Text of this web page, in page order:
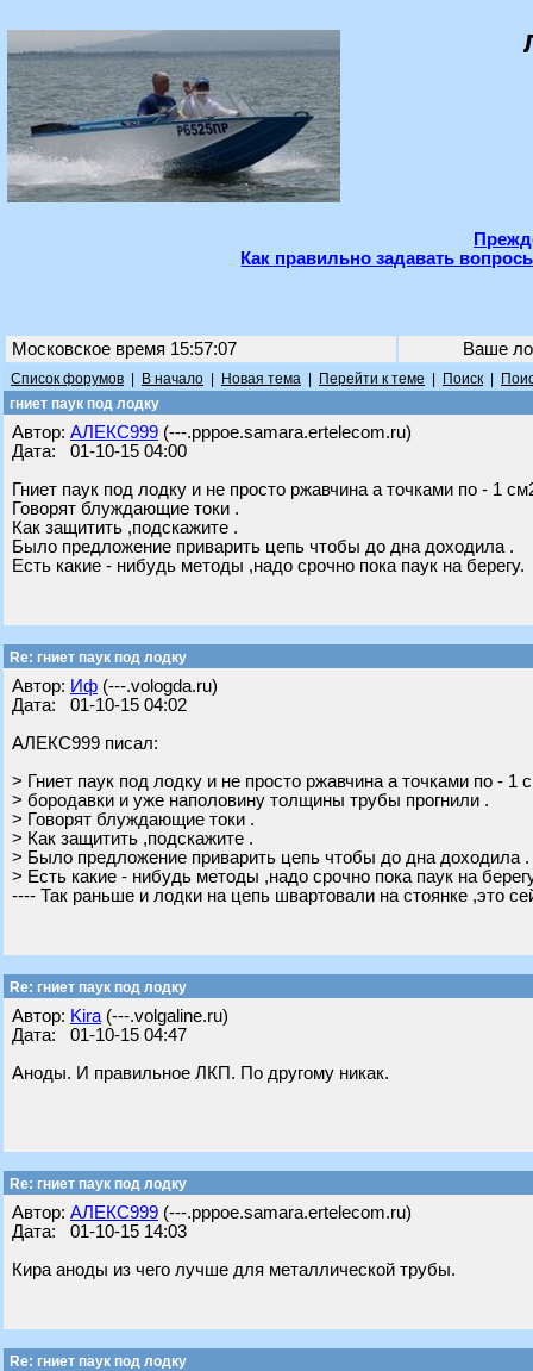
Как правильно задавать
Московское время 15:57:07 Ваше
Список форумов В начало Новая тема Перейти к теме Поиск
гниет паук под лодку
Автор: АЛЕКС999 (---.pppoe.samara.ertelecom.ru)
Дата: 01-10-15 04:00
Гниет паук под лодку и не просто ржавчина а точками по - 1
Говорят блуждающие токи .
Как защитить ,подскажите .
Было предложение приварить цепь чтобы до дна доходила .
Есть какие - нибудь методы ,надо срочно пока паук на берегу.
Re: гниет паук под лодку
Автор: Иф (---.vologda.ru)
Дата: 01-10-15 04:02
АЛЕКС999 писал:
> Гниет паук под лодку и не просто ржавчина а точками по - 1
> бородавки и уже наполовину толщины трубы прогнили .
> Говорят блуждающие токи .
> Как защитить ,подскажите .
> Было предложение приварить цепь чтобы до дна доходила .
> Есть какие - нибудь методы ,надо срочно пока паук на
---- Так раньше и лодки на цепь швартовали на стоянке ,это
Re: гниет паук под лодку
Автор: Kira (---.volgaline.ru)
Дата: 01-10-15 04:47
Аноды. И правильное ЛКП. По другому никак.
Re: гниет паук под лодку
Автор: АЛЕКС999 (---.pppoe.samara.ertelecom.ru)
Дата: 01-10-15 14:03
Кира аноды из чего лучше для металлической трубы.
Re: гниет паук под лодку